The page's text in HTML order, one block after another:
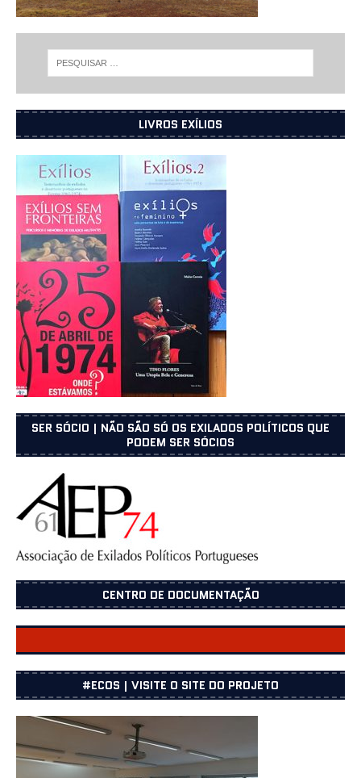
LIVROS EXÍLIOS
SER SÓCIO | NÃO SÃO SÓ OS EXILADOS POLÍTICOS QUE
PODEM SER SÓCIOS
CENTRO DE DOCUMENTAÇÃO
CENTRO DOCUMENTAÇÃO
#ECOS | VISITE O SITE DO PROJETO